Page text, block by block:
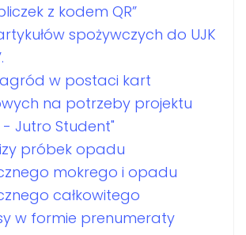
z kodem QR”
spożywczych do UJK
w postaci kart
na potrzeby projektu
- Jutro Student"
próbek opadu
mokrego i opadu
całkowitego
w formie prenumeraty